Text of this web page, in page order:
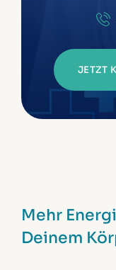
JETZT
Mehr
Deinem